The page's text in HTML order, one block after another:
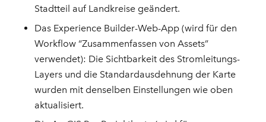
Stadtteil auf Landkreise geändert.
Das Experience Builder-Web-App (wird für den
Workflow “Zusammenfassen von Assets”
verwendet): Die Sichtbarkeit des Stromleitungs-
Layers und die Standardausdehnung der Karte
wurden mit denselben Einstellungen wie oben
aktualisiert.